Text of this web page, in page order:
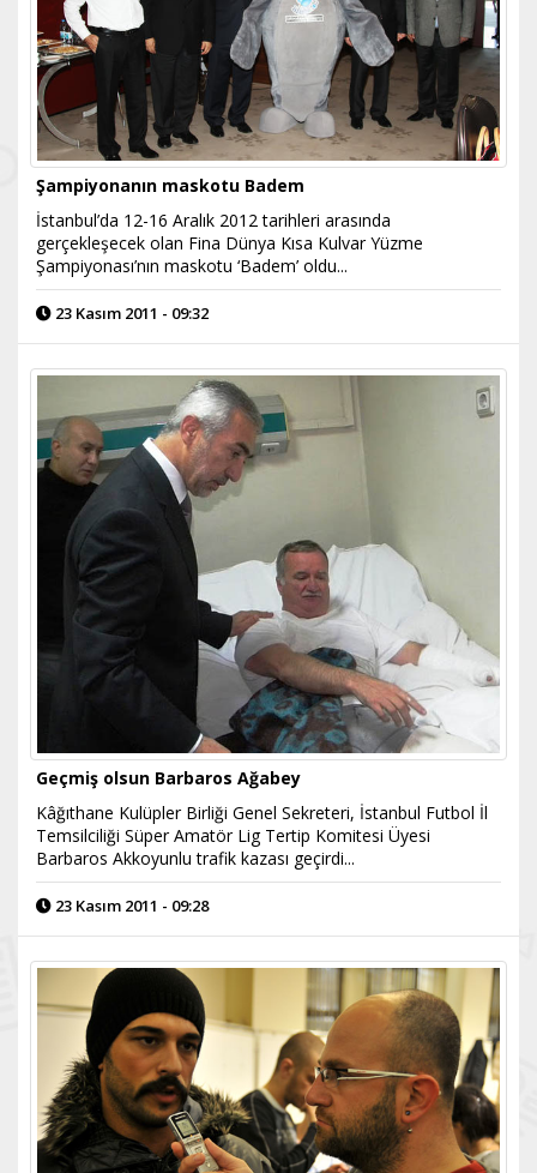
Şampiyonanın maskotu Badem
İstanbul’da 12-16 Aralık 2012 tarihleri arasında
gerçekleşecek olan Fina Dünya Kısa Kulvar Yüzme
Şampiyonası’nın maskotu ‘Badem’ oldu...
23 Kasım 2011 - 09:32
Geçmiş olsun Barbaros Ağabey
Kâğıthane Kulüpler Birliği Genel Sekreteri, İstanbul Futbol İl
Temsilciliği Süper Amatör Lig Tertip Komitesi Üyesi
Barbaros Akkoyunlu trafik kazası geçirdi...
23 Kasım 2011 - 09:28